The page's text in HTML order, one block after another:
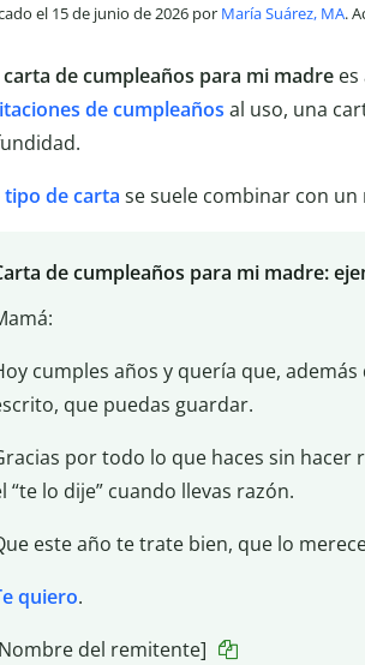
el 15 de junio de 2026 por María Suárez, MA.
carta de cumpleaños para mi madre
de cumpleaños al uso, una
tipo de carta se suele combinar con
de cumpleaños para mi madre:
cumples años y quería que,
que puedas guardar.
por todo lo que haces sin
“te lo dije” cuando llevas razón.
este año te trate bien, que lo
quiero.
del remitente]